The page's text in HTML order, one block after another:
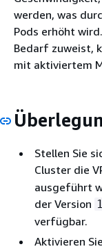
werden, was
Pods erhöht
Bedarf zuweist,
mit aktiviertem
Stellen Sie
Cluster die
ausgeführt
der Version
verfügbar.
Aktivieren